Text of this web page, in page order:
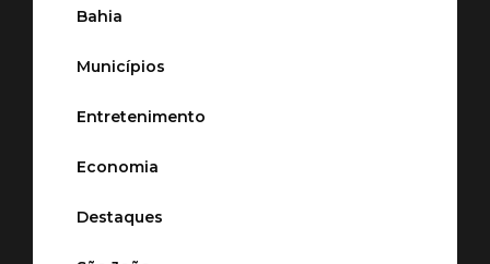
Bahia
Municípios
Entretenimento
Economia
Destaques